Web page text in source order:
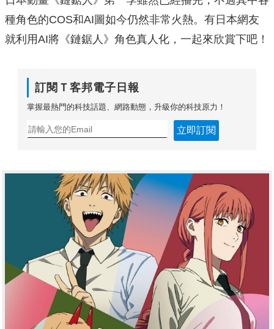
種角色的COS和AI圖如今仍然非常火熱。有日本網友
就利用AI將《鏈鋸人》角色真人化，一起來欣賞下吧！
訂閱Ｔ客邦電子日報
掌握最熱門的科技話題、網路動態，升級你的科技原力！
立即訂閱